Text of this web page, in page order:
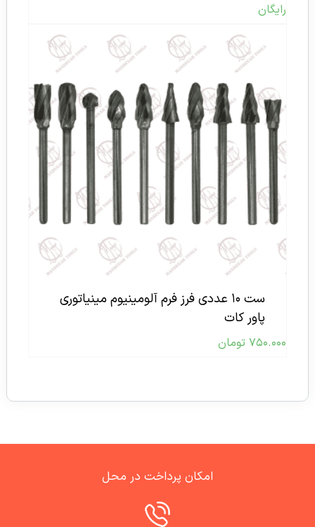
رایگان
ست ۱۰ عددی فرز فرم آلومینیوم مینیاتوری
پاور کات
۷۵۰.۰۰۰ تومان
امکان پرداخت در محل